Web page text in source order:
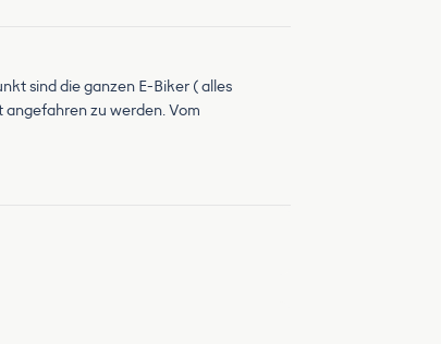
sind die ganzen E-Biker ( alles
zu werden. Vom